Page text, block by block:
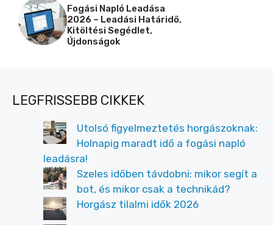
Fogási Napló Leadása
2026 – Leadási Határidő,
Kitöltési Segédlet,
Újdonságok
LEGFRISSEBB CIKKEK
Utolsó figyelmeztetés horgászoknak:
Holnapig maradt idő a fogási napló
leadásra!
Szeles időben távdobni: mikor segít a
bot, és mikor csak a technikád?
Horgász tilalmi idők 2026